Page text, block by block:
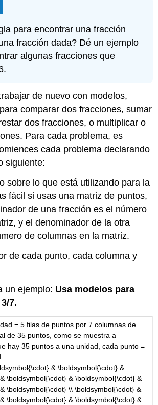
para encontrar una fracción
fracción dada? Dé un ejemplo
algunas fracciones que
de nuevo con modelos,
comparar dos fracciones, sumar
dos fracciones, o multiplicar o
Para cada problema, es
cada problema declarando
siguiente:
sobre lo que está utilizando para la
fácil si usas una matriz de puntos,
de una fracción es el número
y el denominador de la otra
de columnas en la matriz.
de cada punto, cada columna y
un ejemplo: Usa modelos para
7.
= 5 filas de puntos por 7 columnas de
de 35 puntos, como se muestra a
hay 35 puntos a una unidad, cada punto =
& \boldsymbol{\cdot} &
\boldsymbol{\cdot} & \boldsymbol{\cdot} &
\boldsymbol{\cdot} \\ \boldsymbol{\cdot} &
\boldsymbol{\cdot} & \boldsymbol{\cdot} &